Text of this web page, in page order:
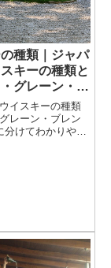
種類｜ジャパ
キーの種類と
グレーン・ブ
違いを解説
イスキーの種類
レーン・ブレン
けてわかりやす